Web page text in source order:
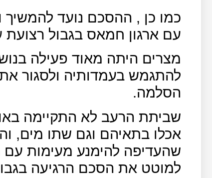
כמו כן , ההסכם נועד להמשיך
עם ארגון חמאס בגבול רצועת
מצרים היתה מאוד פעילה
להתגמש בעמדותיה ולסגור
הסלמה.
שביתת הרעב לא התקיימה
אכלו בתאיהם וגם שתו מים,
שהעדיפה להימנע מעימות עם
למוטט את הסכם הרגיעה